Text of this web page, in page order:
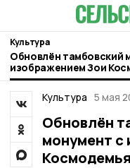
Культура
Обновлён тамбовский
изображением Зои
Культура 5 мая
Обновлён
монумент с